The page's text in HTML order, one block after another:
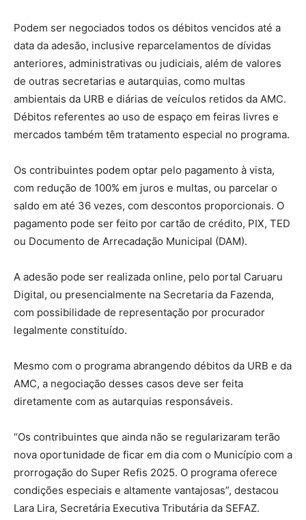
Podem ser negociados todos os débitos vencidos até a
data da adesão, inclusive reparcelamentos de dívidas
anteriores, administrativas ou judiciais, além de valores
de outras secretarias e autarquias, como multas
ambientais da URB e diárias de veículos retidos da AMC.
Débitos referentes ao uso de espaço em feiras livres e
mercados também têm tratamento especial no programa.
Os contribuintes podem optar pelo pagamento à vista,
com redução de 100% em juros e multas, ou parcelar o
saldo em até 36 vezes, com descontos proporcionais. O
pagamento pode ser feito por cartão de crédito, PIX, TED
ou Documento de Arrecadação Municipal (DAM).
A adesão pode ser realizada online, pelo portal Caruaru
Digital, ou presencialmente na Secretaria da Fazenda,
com possibilidade de representação por procurador
legalmente constituído.
Mesmo com o programa abrangendo débitos da URB e da
AMC, a negociação desses casos deve ser feita
diretamente com as autarquias responsáveis.
“Os contribuintes que ainda não se regularizaram terão
nova oportunidade de ficar em dia com o Município com a
prorrogação do Super Refis 2025. O programa oferece
condições especiais e altamente vantajosas”, destacou
Lara Lira, Secretária Executiva Tributária da SEFAZ.